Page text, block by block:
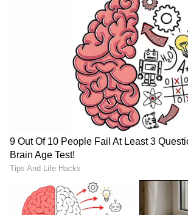
ಕರಾವಳಿಯ ಕಲೆ, ಸಂಸ್ಕೃತಿ ವೀಕ್ಷಣೆಗೆ
ಪ್ರಕಟ ಮಾಡಿದೆ. ಅದರಲ್ಲಿ ದೈವಾರಾಧನೆ ಜತೆ
ಪ್ರವಾಸಿತಾಣಗಳನ್ನು ತೋರಿಸುವುದಾಗಿ
,ಪ್ರತಿ ವ್ಯಕ್ತಿಗೆ 2,899ರೂ. ಟಿಕೆಟ್​ ದರ
5